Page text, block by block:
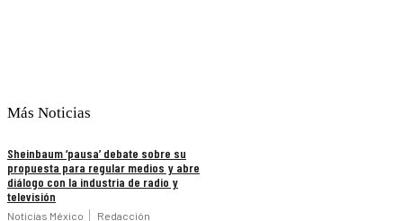
Más Noticias
Sheinbaum ‘pausa’ debate sobre su
propuesta para regular medios y abre
diálogo con la industria de radio y
televisión
Noticias México Redacción